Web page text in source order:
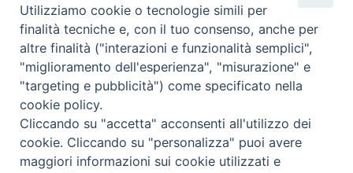
Diocesi
Utilizziamo cookie o tecnologie simili per
finalità tecniche e, con il tuo consenso, anche per
altre finalità ("interazioni e funzionalità semplici",
"miglioramento dell'esperienza", "misurazione" e
"targeting e pubblicità") come specificato nella
cookie policy.
Cliccando su "accetta" acconsenti all'utilizzo dei
cookie. Cliccando su "personalizza" puoi avere
maggiori informazioni sui cookie utilizzati e